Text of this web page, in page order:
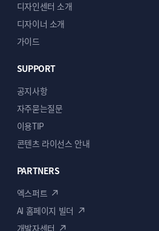
진행이 종료됩니다.
※ 모든 작업은 포트폴리오로 활용
않으실 경우 말씀해 주세요.
의뢰인 준비사항
컨텐츠의 추가 및 수정이
또는 스크린샷을 보내주세
디자인센터 소개
디자이너 소개
가이드
SUPPORT
공지사항
자주묻는질문
이용TIP
콘텐츠 라이선스 안내
PARTNERS
엑스퍼트
AI 홈페이지 빌더
개발자센터